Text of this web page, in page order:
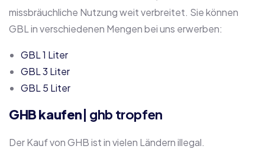
missbräuchliche Nutzung weit verbreitet. Sie können
GBL in verschiedenen Mengen bei uns erwerben:
GBL 1 Liter
GBL 3 Liter
GBL 5 Liter
GHB kaufen| ghb tropfen
Der Kauf von GHB ist in vielen Ländern illegal.